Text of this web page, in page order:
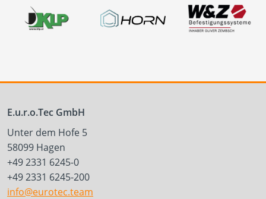
E.u.r.o.Tec GmbH
Unter dem Hofe 5
58099 Hagen
+49 2331 6245-0
+49 2331 6245-200
info@eurotec.team